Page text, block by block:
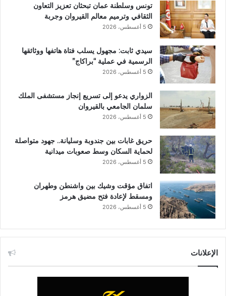
تونس وسلطنة عمان تبحثان تعزيز التعاون
الثقافي وترميم معالم القيروان وجربة
5 أغسطس، 2026
سيدي ثابت: مجهول يسلب فتاة هاتفها ووثائقها
الرسمية في عملية “براكاج”
5 أغسطس، 2026
الزواري يدعو إلى تسريع إنجاز مستشفى الملك
سلمان الجامعي بالقيروان
5 أغسطس، 2026
حريق غابات بين جندوبة وسليانة.. جهود متواصلة
لحماية السكان وسط صعوبات ميدانية
5 أغسطس، 2026
اتفاق مؤقت وشيك بين واشنطن وطهران
ومسقط لإعادة فتح مضيق هرمز
5 أغسطس، 2026
الإعلانات